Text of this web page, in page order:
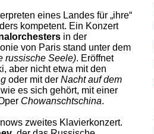
eines Landes für „ihre“
kompetent. Ein Konzert
in der
von Paris stand unter dem
russische Seele). Eröffnet
aber nicht etwa mit den
oder mit der Nacht auf dem
es sich gehört, mit einer
Chowanschtschina.
zweites Klavierkonzert.